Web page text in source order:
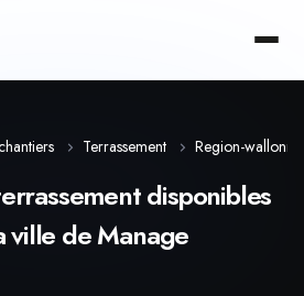
Terrassement Region-wallonne
disponibles
ville de Manage